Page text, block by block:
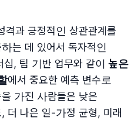
과 긍정적인 상관관계를
는 데 있어서 독자적인
십, 팀 기반 업무와 같이높은
에서 중요한 예측 변수로
가진 사람들은 낮은
더 나은 일-가정 균형, 미래